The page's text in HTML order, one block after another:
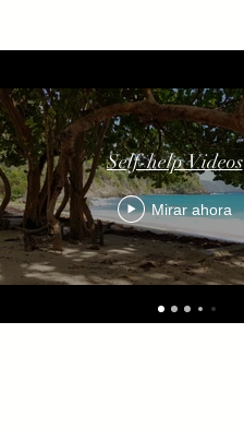
Self-help Videos
Mirar ahora